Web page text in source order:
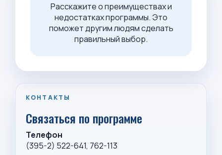
Расскажите о преимуществах и
недостатках программы. Это
поможет другим людям сделать
правильный выбор.
КОНТАКТЫ
Связаться по программе
Телефон
(395-2) 522-641, 762-113